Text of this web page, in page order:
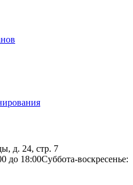
д. 24, стр. 7
до 18:00Суббота-воскресенье: